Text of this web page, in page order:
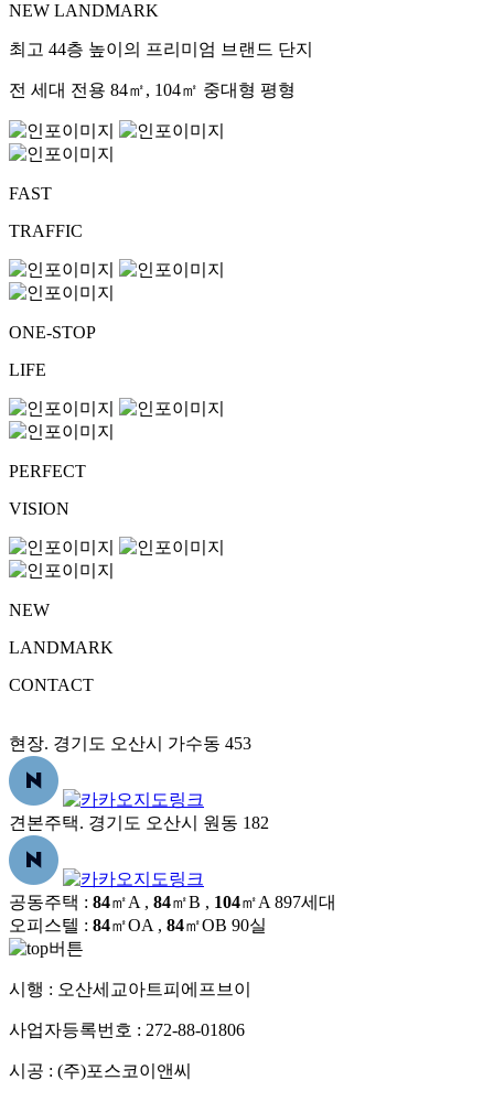
NEW LANDMARK
최고 44층 높이의 프리미엄 브랜드 단지
전 세대 전용 84㎡, 104㎡ 중대형 평형
FAST
TRAFFIC
ONE-STOP
LIFE
PERFECT
VISION
NEW
LANDMARK
CONTACT
현장. 경기도 오산시 가수동 453
견본주택. 경기도 오산시 원동 182
공동주택 : 84㎡A , 84㎡B , 104㎡A897세대
오피스텔 : 84㎡OA , 84㎡OB 90실
시행 : 오산세교아트피에프브이
사업자등록번호 : 272-88-01806
시공 : (주)포스코이앤씨